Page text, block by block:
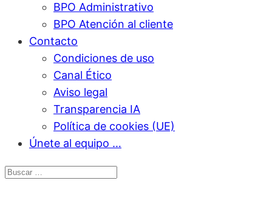
BPO Administrativo
BPO Atención al cliente
Contacto
Condiciones de uso
Canal Ético
Aviso legal
Transparencia IA
Política de cookies (UE)
Únete al equipo …